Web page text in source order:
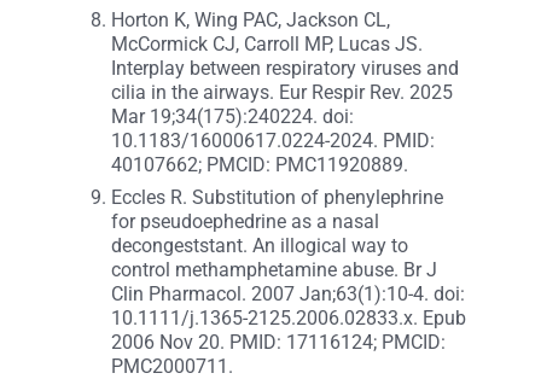
Horton K, Wing PAC, Jackson CL,
McCormick CJ, Carroll MP, Lucas JS.
Interplay between respiratory viruses and
cilia in the airways. Eur Respir Rev. 2025
Mar 19;34(175):240224. doi:
10.1183/16000617.0224-2024. PMID:
40107662; PMCID: PMC11920889.
Eccles R. Substitution of phenylephrine
for pseudoephedrine as a nasal
decongeststant. An illogical way to
control methamphetamine abuse. Br J
Clin Pharmacol. 2007 Jan;63(1):10-4. doi:
10.1111/j.1365-2125.2006.02833.x. Epub
2006 Nov 20. PMID: 17116124; PMCID:
PMC2000711.